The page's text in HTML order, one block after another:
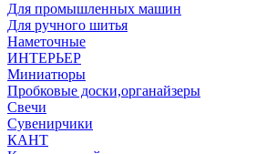
Для промышленных машин
Для ручного шитья
Наметочные
ИНТЕРЬЕР
Миниатюры
Пробковые доски,органайзеры
Свечи
Сувенирчики
КАНТ